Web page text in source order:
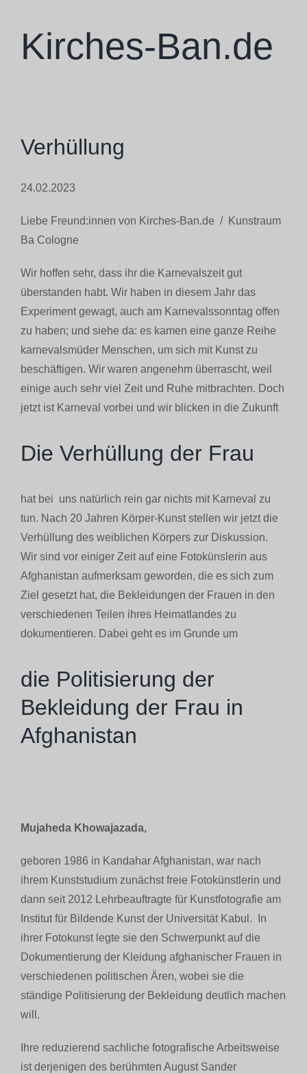
springenKirches-Ban.de
Verhüllung
24.02.2023
Liebe Freund:innen von Kirches-Ban.de / Kunstraum
Ba Cologne
Wir hoffen sehr, dass ihr die Karnevalszeit gut
überstanden habt. Wir haben in diesem Jahr das
Experiment gewagt, auch am Karnevalssonntag offen
zu haben; und siehe da: es kamen eine ganze Reihe
karnevalsmüder Menschen, um sich mit Kunst zu
beschäftigen. Wir waren angenehm überrascht, weil
einige auch sehr viel Zeit und Ruhe mitbrachten. Doch
jetzt ist Karneval vorbei und wir blicken in die Zukunft
Die Verhüllung der Frau
hat bei uns natürlich rein gar nichts mit Karneval zu
tun. Nach 20 Jahren Körper-Kunst stellen wir jetzt die
Verhüllung des weiblichen Körpers zur Diskussion.
Wir sind vor einiger Zeit auf eine Fotokünslerin aus
Afghanistan aufmerksam geworden, die es sich zum
Ziel gesetzt hat, die Bekleidungen der Frauen in den
verschiedenen Teilen ihres Heimatlandes zu
dokumentieren. Dabei geht es im Grunde um
die Politisierung der
Bekleidung der Frau in
Afghanistan
Mujaheda Khowajazada,
geboren 1986 in Kandahar Afghanistan, war nach
ihrem Kunststudium zunächst freie Fotokünstlerin und
dann seit 2012 Lehrbeauftragte für Kunstfotografie am
Institut für Bildende Kunst der Universität Kabul. In
ihrer Fotokunst legte sie den Schwerpunkt auf die
Dokumentierung der Kleidung afghanischer Frauen in
verschiedenen politischen Ären, wobei sie die
ständige Politisierung der Bekleidung deutlich machen
will.
Ihre reduzierend sachliche fotografische Arbeitsweise
ist derjenigen des berühmten August Sander